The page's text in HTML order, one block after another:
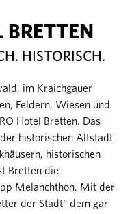
BRETTEN
HISTORISCH.
im Kraichgauer
Feldern, Wiesen und
Hotel Bretten. Das
historischen Altstadt
historischen
Bretten die
Melanchthon. Mit der
der Stadt“ dem gar